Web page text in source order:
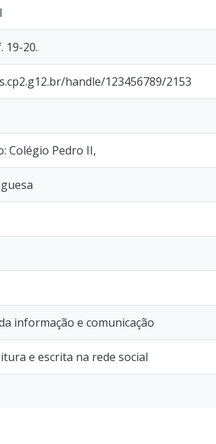
19-20.
handle/123456789/2153
Colégio Pedro II,
informação e comunicação
e escrita na rede social